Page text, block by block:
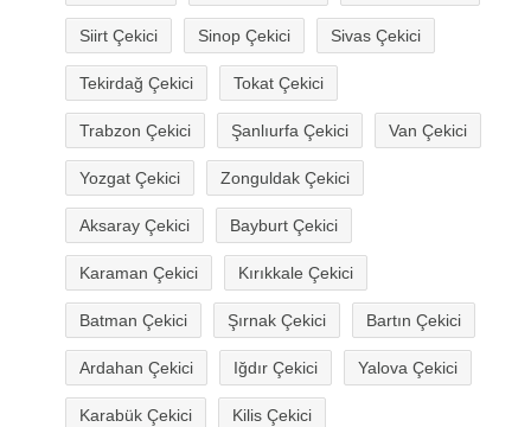
Siirt Çekici Sinop Çekici Sivas Çekici
Tekirdağ Çekici Tokat Çekici
Trabzon Çekici Şanlıurfa Çekici Van Çekici
Yozgat Çekici Zonguldak Çekici
Aksaray Çekici Bayburt Çekici
Karaman Çekici Kırıkkale Çekici
Batman Çekici Şırnak Çekici Bartın Çekici
Ardahan Çekici Iğdır Çekici Yalova Çekici
Karabük Çekici Kilis Çekici